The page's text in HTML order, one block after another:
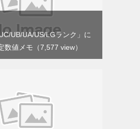
UB/UA/US/LGランク」に
数値メモ （7,577 view）